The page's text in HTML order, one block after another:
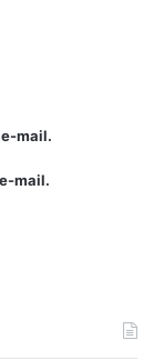
mail.
mail.